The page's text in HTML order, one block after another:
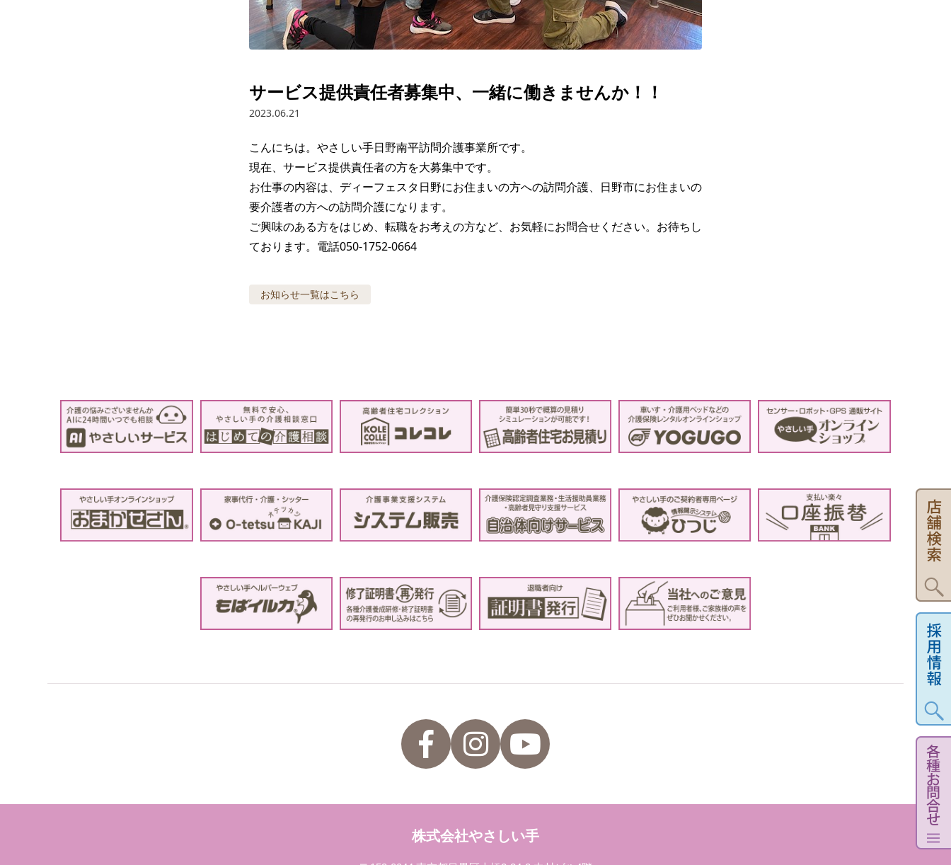
サービス提供責任者募集中、一緒に働きませんか！！
2023.06.21
こんにちは。やさしい手日野南平訪問介護事業所です。
現在、サービス提供責任者の方を大募集中です。
お仕事の内容は、ディーフェスタ日野にお住まいの方への訪問介護、日野市にお住まいの
要介護者の方への訪問介護になります。
ご興味のある方をはじめ、転職をお考えの方など、お気軽にお問合せください。お待ちし
ております。電話050-1752-0664
お知らせ一覧はこちら
株式会社やさしい手